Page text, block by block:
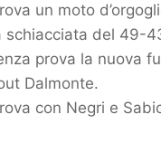
un moto
schiacciata del 49-
prova la nuova
Dalmonte.
con Negri e